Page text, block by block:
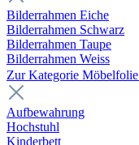
Bilderrahmen Eiche
Bilderrahmen Schwarz
Bilderrahmen Taupe
Bilderrahmen Weiss
Zur Kategorie Möbelfolie
Aufbewahrung
Hochstuhl
Kinderbett